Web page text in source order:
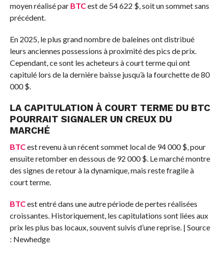
moyen réalisé par BTCest de 54 622 $, soit un sommet sans
précédent.
En 2025, le plus grand nombre de baleines ont distribué
leurs anciennes possessions à proximité des pics de prix.
Cependant, ce sont les acheteurs à court terme qui ont
capitulé lors de la dernière baisse jusqu’à la fourchette de 80
000 $.
LA CAPITULATION À COURT TERME DU BTC
POURRAIT SIGNALER UN CREUX DU
MARCHÉ
BTCest revenu à un récent sommet local de 94 000 $, pour
ensuite retomber en dessous de 92 000 $. Le marché montre
des signes de retour à la dynamique, mais reste fragile à
court terme.
BTCest entré dans une autre période de pertes réalisées
croissantes. Historiquement, les capitulations sont liées aux
prix les plus bas locaux, souvent suivis d’une reprise. | Source
: Newhedge